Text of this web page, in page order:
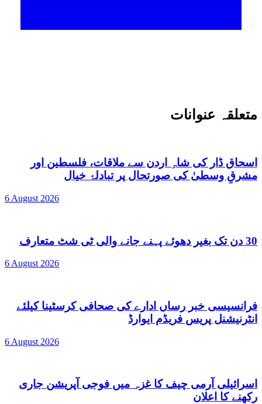
متعلقہ عنوانات
اسحاق ڈار کی شاہِ اردن سے ملاقات، فلسطین اور
مشرقِ وسطیٰ کی صورتحال پر تبادلۂ خیال
6 August 2026
30 دن تک بغیر دھوئے پہنے جانے والی ٹی شٹ متعارف
6 August 2026
فرانسیسی خبر رساں ادارے کی صحافی کرسٹینا کیلئے
انٹرنیشنل پریس فریڈم ایوارڈ
6 August 2026
اسرائیلی آرمی چیف کا غزہ میں فوجی آپریشن جاری
رکھنے کا اعلان